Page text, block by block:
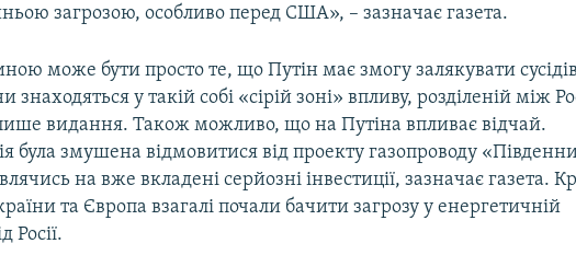
загрозою, особливо перед США», – зазначає газета.
може бути просто те, що Путін має змогу залякувати
знаходяться у такій собі «сірій зоні» впливу, розділеній між
видання. Також можливо, що на Путіна впливає відчай.
була змушена відмовитися від проекту газопроводу
на вже вкладені серйозні інвестиції, зазначає газета.
та Європа взагалі почали бачити загрозу у енергетичній
Росії.